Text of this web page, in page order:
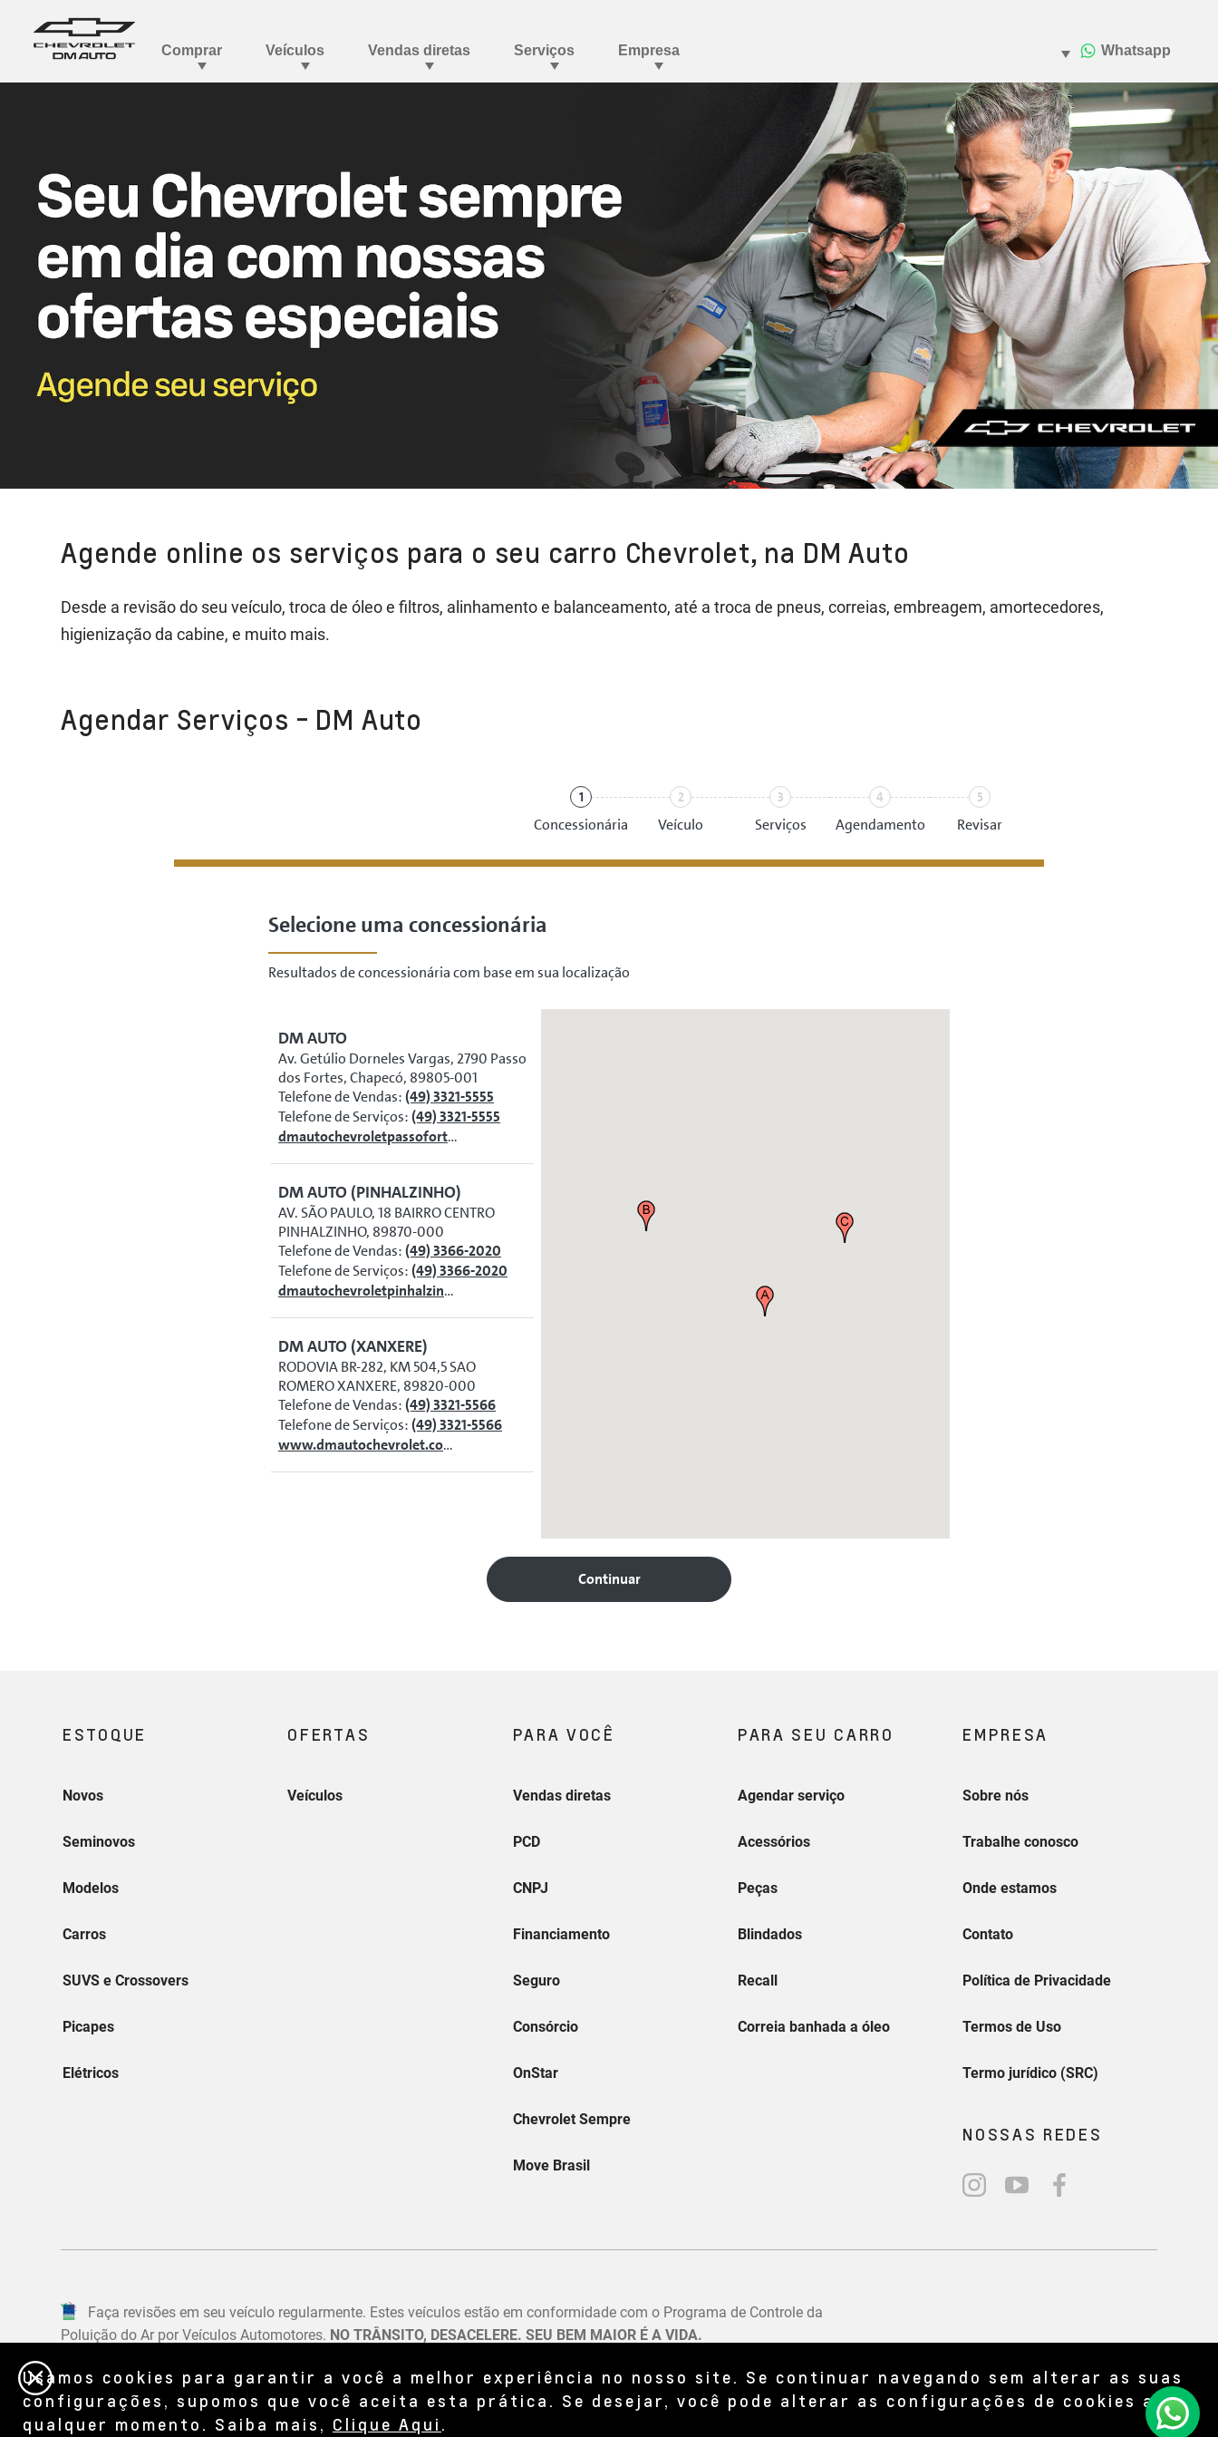
Agende online os serviços para o seu carro Chevrolet, na DM Auto
Desde a revisão do seu veículo, troca de óleo e filtros, alinhamento e balanceamento, até a troca de pneus, correias, embreagem, amortecedores,
higienização da cabine, e muito mais.
Agendar Serviços - DM Auto
Usamos cookies para garantir a você a melhor experiência no nosso site. Se continuar navegando sem alterar as suas
configurações, supomos que você aceita esta prática. Se desejar, você pode alterar as configurações de cookies a
qualquer momento. Saiba mais, Clique Aqui .